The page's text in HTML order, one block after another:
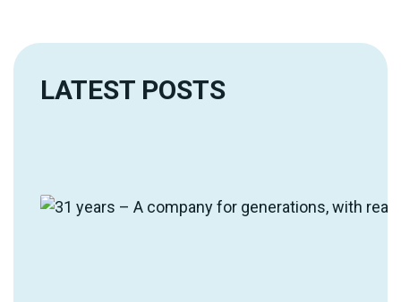
LATEST POSTS